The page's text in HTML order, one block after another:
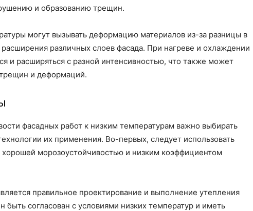
и образованию трещин.
могут вызывать деформацию материалов из-за разницы в
различных слоев фасада. При нагреве и охлаждении
и расширяться с разной интенсивностью, что также может
и деформаций.
фасадных работ к низким температурам важно выбирать
их применения. Во-первых, следует использовать
морозоустойчивостью и низким коэффициентом
правильное проектирование и выполнение утепления
быть согласован с условиями низких температур и иметь